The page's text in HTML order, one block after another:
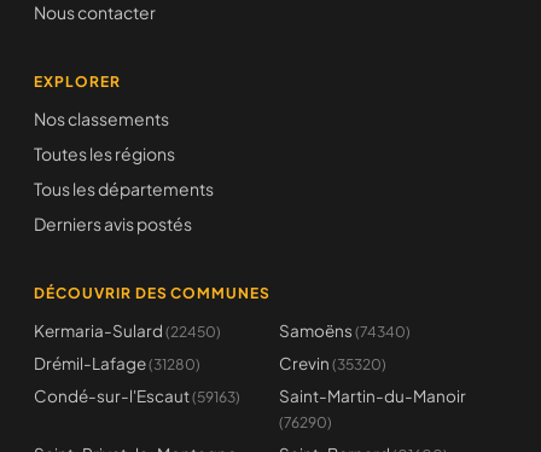
Nous contacter
EXPLORER
Nos classements
Toutes les régions
Tous les départements
Derniers avis postés
DÉCOUVRIR DES COMMUNES
Kermaria-Sulard (22450) Samoëns (74340)
Drémil-Lafage(31280) Crevin (35320)
Condé-sur-l'Escaut(59163) Saint-Martin-du-Manoir
(76290)